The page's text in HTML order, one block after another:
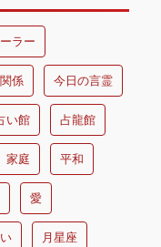
ラー
係 今日の言霊
い館 占龍館
家庭 平和
愛
月星座